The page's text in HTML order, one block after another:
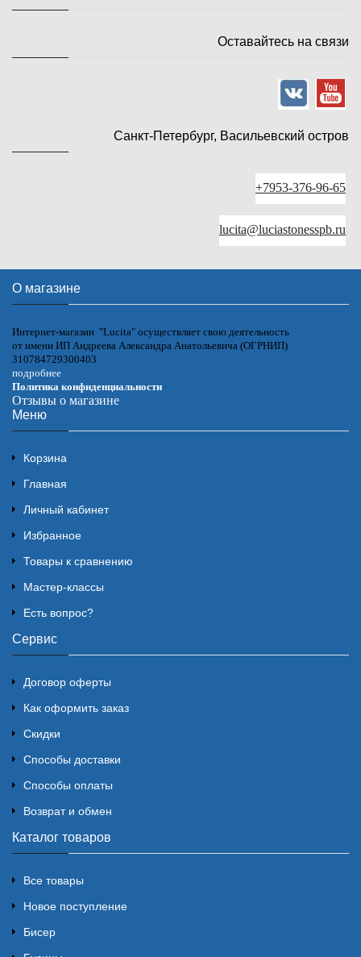
Оставайтесь на связи
Санкт-Петербург, Васильевский остров
+7953-376-96-65
lucita@luciastonesspb.ru
О магазине
Интернет-магазин "Lucita" осуществляет свою деятельность
от имени ИП Андреева Александра Анатольевича (ОГРНИП)
310784729300403
подробнее
Политика конфиденциальности
Отзывы о магазине
Меню
Корзина
Главная
Личный кабинет
Избранное
Товары к сравнению
Мастер-классы
Есть вопрос?
Сервис
Договор оферты
Как оформить заказ
Скидки
Способы доставки
Способы оплаты
Возврат и обмен
Каталог товаров
Все товары
Новое поступление
Бисер